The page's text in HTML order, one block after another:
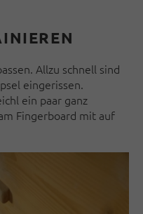
Allzu schnell sind
eingerissen.
ein paar ganz
Fingerboard mit auf